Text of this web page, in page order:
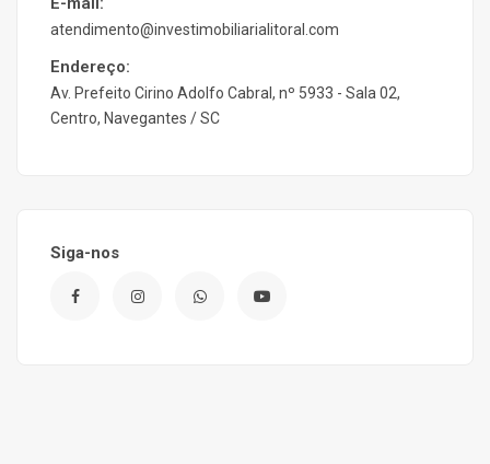
atendimento@investimobiliarialitoral.com
Endereço:
Av. Prefeito Cirino Adolfo Cabral, nº 5933 - Sala 02,
Centro, Navegantes / SC
Siga-nos